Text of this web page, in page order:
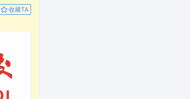
收藏TA